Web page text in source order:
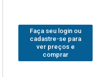
Faça seu login ou
cadastre-se para
ver preços e
comprar